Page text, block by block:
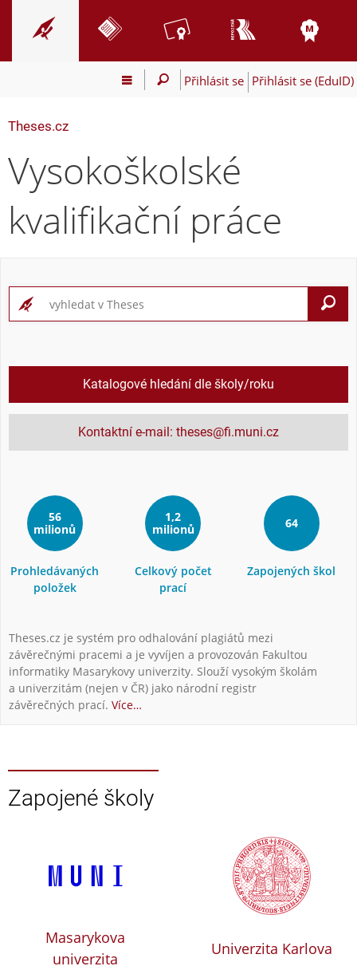
Přihlásit se Přihlásit se (EduID)
Theses.cz
Vysokoškolské
kvalifikační práce
Katalogové hledání dle školy/roku
Kontaktní e-mail: theses@fi.muni.cz
56
milionů
Prohledávaných
položek
1,2
milionů
Celkový počet
prací
64
Zapojených škol
Theses.cz je systém pro odhalování plagiátů mezi
závěrečnými pracemi a je vyvíjen a provozován Fakultou
informatiky Masarykovy univerzity. Slouží vysokým školám
a univerzitám (nejen v ČR) jako národní registr
závěrečných prací. Více…
Zapojené školy
Masarykova
univerzita
Univerzita Karlova